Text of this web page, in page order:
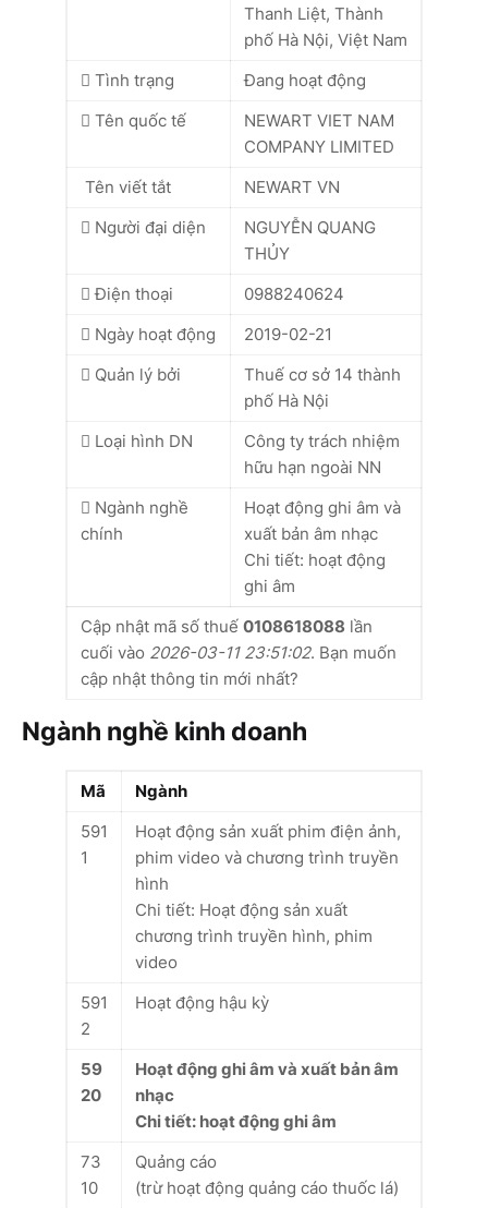
Thanh Liệt, Thành
phố Hà Nội, Việt Nam
Tình trạng
Đang hoạt động
Tên quốc tế
NEWART VIET NAM
COMPANY LIMITED
Tên viết tắt
NEWART VN
Người đại diện
NGUYỄN QUANG
THỦY
Điện thoại
0988240624
Ngày hoạt động
2019-02-21
Quản lý bởi
Thuế cơ sở 14 thành
phố Hà Nội
Loại hình DN
Công ty trách nhiệm
hữu hạn ngoài NN
Ngành nghề
chính
Hoạt động ghi âm và
xuất bản âm nhạc
Chi tiết: hoạt động
ghi âm
Cập nhật mã số thuế 0108618088 lần
cuối vào 2026-03-11 23:51:02. Bạn muốn
cập nhật thông tin mới nhất?
Ngành nghề kinh doanh
Mã
Ngành
591
1
Hoạt động sản xuất phim điện ảnh,
phim video và chương trình truyền
hình
Chi tiết: Hoạt động sản xuất
chương trình truyền hình, phim
video
591
2
Hoạt động hậu kỳ
59
20
Hoạt động ghi âm và xuất bản âm
nhạc
Chi tiết: hoạt động ghi âm
73
10
Quảng cáo
(trừ hoạt động quảng cáo thuốc lá)